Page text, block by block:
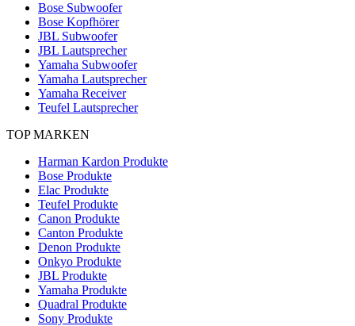
Bose Subwoofer
Bose Kopfhörer
JBL Subwoofer
JBL Lautsprecher
Yamaha Subwoofer
Yamaha Lautsprecher
Yamaha Receiver
Teufel Lautsprecher
TOP MARKEN
Harman Kardon Produkte
Bose Produkte
Elac Produkte
Teufel Produkte
Canon Produkte
Canton Produkte
Denon Produkte
Onkyo Produkte
JBL Produkte
Yamaha Produkte
Quadral Produkte
Sony Produkte